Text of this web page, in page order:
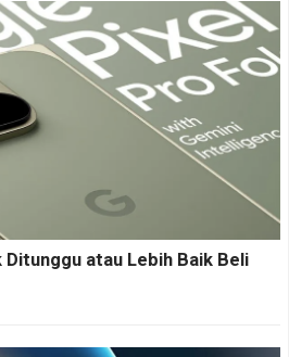
Ditunggu atau Lebih Baik Beli